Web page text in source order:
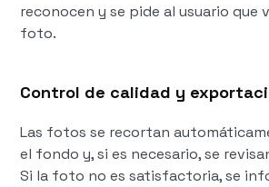
reconocen y se pide al usuario que
foto.
Control de calidad y
Las fotos se recortan
el fondo y, si es necesario, se
Si la foto no es satisfactoria, se